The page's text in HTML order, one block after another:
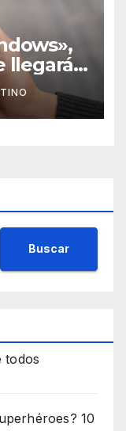
llegará
Buscar
todos
10